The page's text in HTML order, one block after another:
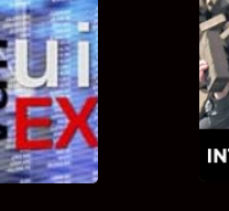
van de
aan